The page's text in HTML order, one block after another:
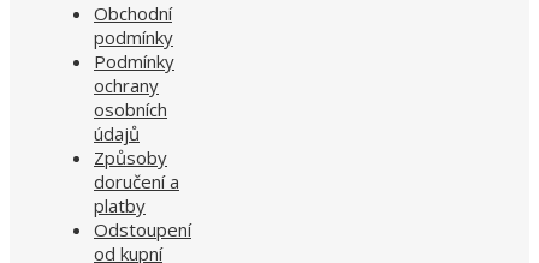
Obchodní
podmínky
Podmínky
ochrany
osobních
údajů
Způsoby
doručení a
platby
Odstoupení
od kupní